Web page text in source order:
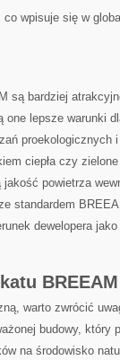
wpisuje się w
są bardziej
one lepsze warunki
proekologicznych
ciepła czy
powietrza
standardem
dewelopera
BREEAM
warto zwrócić
budowy, który
na środowisko